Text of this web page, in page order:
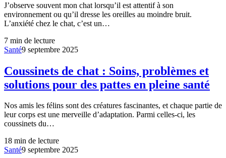
J’observe souvent mon chat lorsqu’il est attentif à son
environnement ou qu’il dresse les oreilles au moindre bruit.
L’anxiété chez le chat, c’est un…
7 min de lecture
Santé9 septembre 2025
Coussinets de chat : Soins, problèmes et
solutions pour des pattes en pleine santé
Nos amis les félins sont des créatures fascinantes, et chaque partie de
leur corps est une merveille d’adaptation. Parmi celles-ci, les
coussinets du…
18 min de lecture
Santé9 septembre 2025